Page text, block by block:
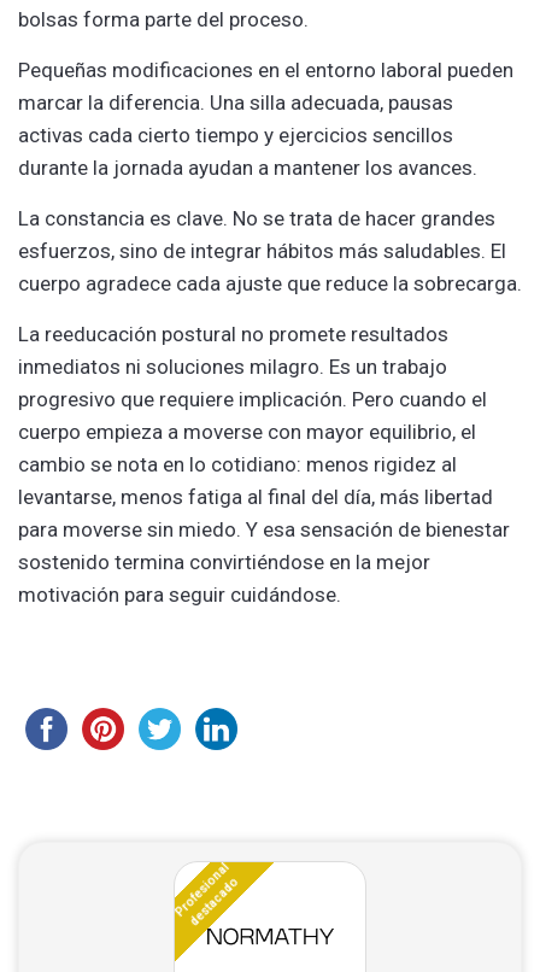
bolsas forma parte del proceso.
Pequeñas modificaciones en el entorno laboral pueden
marcar la diferencia. Una silla adecuada, pausas
activas cada cierto tiempo y ejercicios sencillos
durante la jornada ayudan a mantener los avances.
La constancia es clave. No se trata de hacer grandes
esfuerzos, sino de integrar hábitos más saludables. El
cuerpo agradece cada ajuste que reduce la sobrecarga.
La reeducación postural no promete resultados
inmediatos ni soluciones milagro. Es un trabajo
progresivo que requiere implicación. Pero cuando el
cuerpo empieza a moverse con mayor equilibrio, el
cambio se nota en lo cotidiano: menos rigidez al
levantarse, menos fatiga al final del día, más libertad
para moverse sin miedo. Y esa sensación de bienestar
sostenido termina convirtiéndose en la mejor
motivación para seguir cuidándose.
Profesional
destacado